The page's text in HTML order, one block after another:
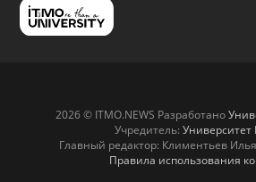
2026 © ITMO.NEWS Разработано
Учредитель:
Главный редактор: Климентьев
Правила использования